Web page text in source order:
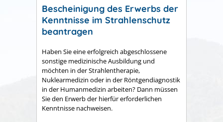
Bescheinigung des Erwerbs der
Kenntnisse im Strahlenschutz
beantragen
Haben Sie eine erfolgreich abgeschlossene
sonstige medizinische Ausbildung und
möchten in der Strahlentherapie,
Nuklearmedizin oder in der Röntgendiagnostik
in der Humanmedizin arbeiten? Dann müssen
Sie den Erwerb der hierfür erforderlichen
Kenntnisse nachweisen.